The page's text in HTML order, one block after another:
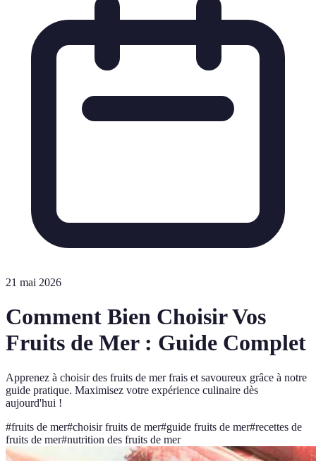
21 mai 2026
Comment Bien Choisir Vos
Fruits de Mer : Guide Complet
Apprenez à choisir des fruits de mer frais et savoureux grâce à notre
guide pratique. Maximisez votre expérience culinaire dès
aujourd'hui !
#fruits de mer#choisir fruits de mer#guide fruits de mer#recettes de
fruits de mer#nutrition des fruits de mer